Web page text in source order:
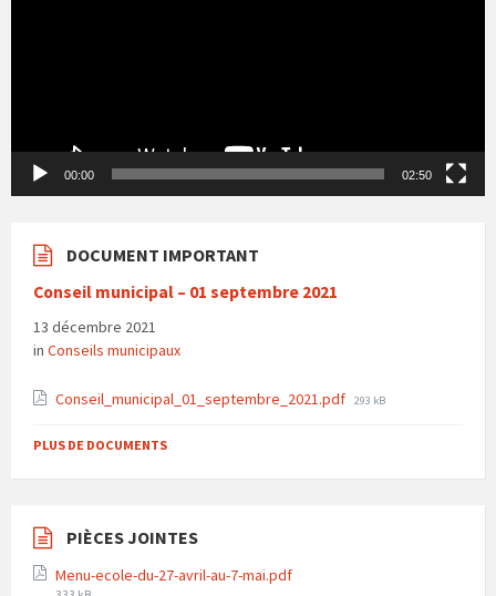
00:00 02:50
DOCUMENT IMPORTANT
Conseil municipal – 01 septembre 2021
13 décembre 2021
in Conseils municipaux
Conseil_municipal_01_septembre_2021.pdf File
293 kB
PLUS DE DOCUMENTS
PIÈCES JOINTES
Menu-ecole-du-27-avril-au-7-mai.pdf